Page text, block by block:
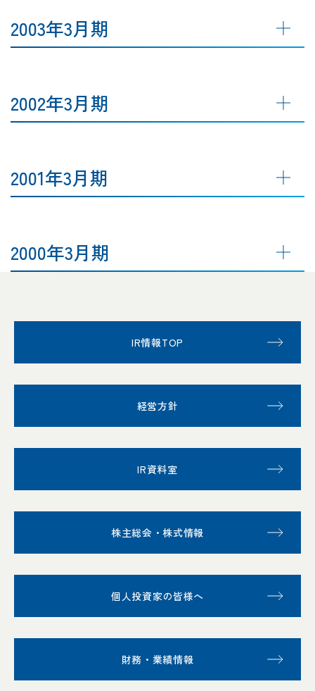
2003年3月期
2002年3月期
2001年3月期
2000年3月期
IR情報TOP
経営方針
IR資料室
株主総会・株式情報
個人投資家の皆様へ
財務・業績情報